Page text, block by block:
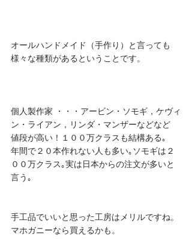
オールハンドメイド（手作り）と言っても
様々な種類があるということです。
個人製作家 ・・・アービン・ソモギ，ケヴィ
ン・ライアン，リンダ・マンザーなどなど
値段が高い！１００万クラスも結構ある｡
年間で２０本作れない人も多い｡ソモギは２
００万クラス｡実は日本からの注文が多いと
言う｡
手工品でいいと思った工房はメリルですね。
マホガニーなら買えるかも。